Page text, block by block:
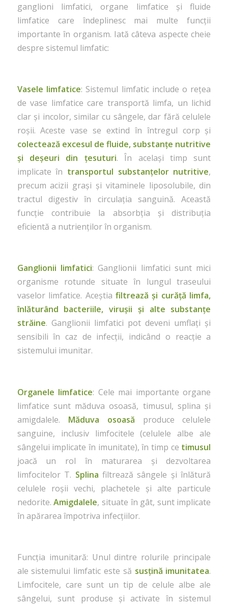
ganglioni limfatici, organe limfatice și fluide
limfatice care îndeplinesc mai multe funcții
importante în organism. Iată câteva aspecte cheie
despre sistemul limfatic:
Vasele limfatice: Sistemul limfatic include o rețea
de vase limfatice care transportă limfa, un lichid
clar și incolor, similar cu sângele, dar fără celulele
roșii. Aceste vase se extind în întregul corp și
colectează excesul de fluide, substanțe nutritive
și deșeuri din țesuturi. În același timp sunt
implicate în transportul substanțelor nutritive,
precum acizii grași și vitaminele liposolubile, din
tractul digestiv în circulația sanguină. Această
funcție contribuie la absorbția și distribuția
eficientă a nutrienților în organism.
Ganglionii limfatici: Ganglionii limfatici sunt mici
organisme rotunde situate în lungul traseului
vaselor limfatice. Aceștia filtrează și curăță limfa,
înlăturând bacteriile, virușii și alte substanțe
străine. Ganglionii limfatici pot deveni umflați și
sensibili în caz de infecții, indicând o reacție a
sistemului imunitar.
Organele limfatice: Cele mai importante organe
limfatice sunt măduva osoasă, timusul, splina și
amigdalele. Măduva osoasă produce celulele
sanguine, inclusiv limfocitele (celulele albe ale
sângelui implicate în imunitate), în timp ce timusul
joacă un rol în maturarea și dezvoltarea
limfocitelor T. Splina filtrează sângele și înlătură
celulele roșii vechi, plachetele și alte particule
nedorite.Amigdalele, situate în gât, sunt implicate
în apărarea împotriva infecțiilor.
Funcția imunitară: Unul dintre rolurile principale
ale sistemului limfatic este să susțină imunitatea.
Limfocitele, care sunt un tip de celule albe ale
sângelui, sunt produse și activate în sistemul